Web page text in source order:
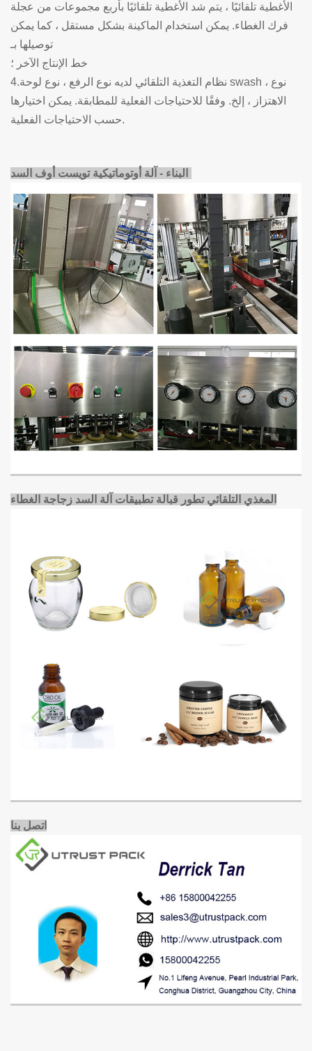
الأغطية تلقائيًا ، يتم شد الأغطية تلقائيًا بأربع مجموعات من عجلة
فرك الغطاء. يمكن استخدام الماكينة بشكل مستقل ، كما يمكن
توصيلها بـ
خط الإنتاج الآخر ؛
4.نظام التغذية التلقائي لديه نوع الرفع ، نوع لوحة swash ، نوع
الاهتزاز ، إلخ. وفقًا للاحتياجات الفعلية للمطابقة. يمكن اختيارها
حسب الاحتياجات الفعلية.
المغذي التلقائي تطور قبالة تطبيقات آلة السد زجاجة الغطاء
اتصل بنا